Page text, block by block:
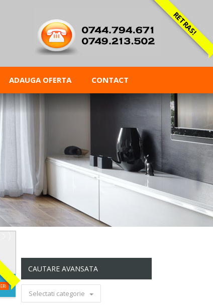
ADAUGA OFERTA CONTACT
RETRAS!
CAUTARE AVANSATA
Selectati categorie